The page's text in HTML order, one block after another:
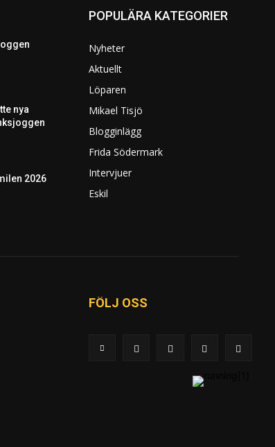
nya
2026
POPULÄRA KATEGORIER
Nyheter
Aktuellt
Löparen
Mikael Tisjö
Blogginlägg
Frida Södermark
Intervjuer
Eskil
FÖLJ OSS